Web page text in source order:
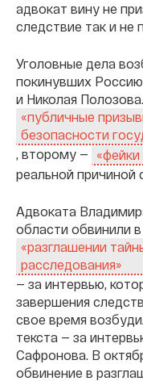
адвокат вину не
следствие так и не
Уголовные дела
покинувших
и Николая
«публичные
безопасности
, второму —
реальной причиной
Адвоката
области обвинили в
«разглашении
расследования»
— за интервью,
завершения
свое время
текста — за
Сафронова. В
обвинение в